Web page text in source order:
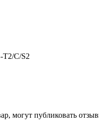
T2/C/S2
могут публиковать